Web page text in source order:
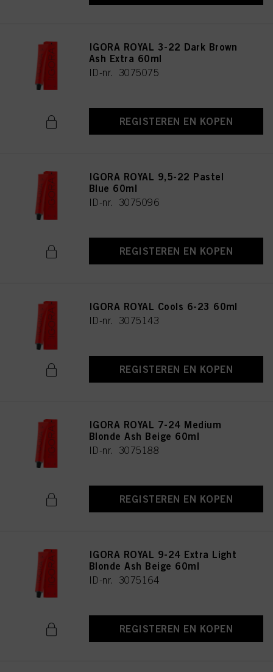
IGORA ROYAL 3-22 Dark Brown
Ash Extra 60ml
ID-nr. 3075075
REGISTEREN EN KOPEN
IGORA ROYAL 9,5-22 Pastel
Blue 60ml
ID-nr. 3075096
REGISTEREN EN KOPEN
IGORA ROYAL Cools 6-23 60ml
ID-nr. 3075143
REGISTEREN EN KOPEN
IGORA ROYAL 7-24 Medium
Blonde Ash Beige 60ml
ID-nr. 3075188
REGISTEREN EN KOPEN
IGORA ROYAL 9-24 Extra Light
Blonde Ash Beige 60ml
ID-nr. 3075164
REGISTEREN EN KOPEN